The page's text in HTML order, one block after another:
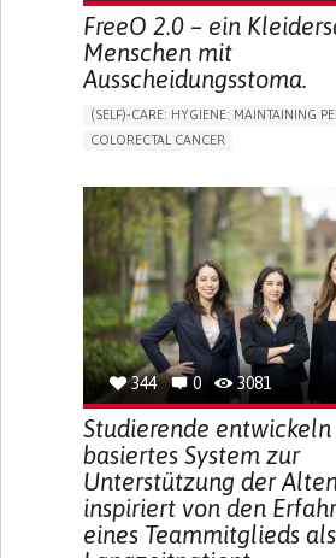
FreeO 2.0 – ein
Menschen mit
Ausscheidungsstoma.
(SELF)-CARE: HYGIENE: MAINTAINING
COLORECTAL CANCER
PROMOTING SELF-MANAGEMENT
GASTROENTEROLOGY
MEDICAL
PORTUGAL
344 0 3081
Studierende entwickeln
basiertes System zur
Unterstützung der
inspiriert von den
eines Teammitglieds als